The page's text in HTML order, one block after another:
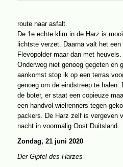
route naar asfalt.
De 1e echte klim in de Harz is
lichtste verzet. Daarna valt het
Flevopolder maar dan met heuvels.
Onderweg niet genoeg gegeten en
aankomst stop ik op een terras
genoeg om de eindstreep te halen.
de boter, er staat een copieuze
een handvol wielrenners tegen
packers. De Harz zelf is vergeven
nacht in voormalig Oost Duitsland.
Zondag, 21 juni 2020
Der Gipfel des Harzes